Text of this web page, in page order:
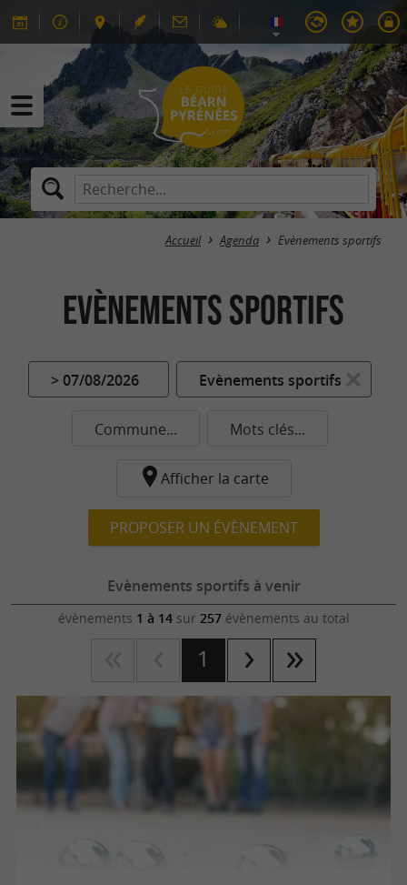
Accueil Agenda Evènements sportifs
Evènements sportifs
> 07/08/2026 Evènements sportifs
Commune... Mots clés...
Afficher la carte
PROPOSER UN ÉVÈNEMENT
Evènements sportifs à venir
évènements 1 à 14sur 257évènements au total
1